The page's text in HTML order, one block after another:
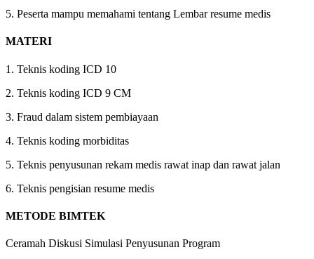
5. Peserta mampu memahami tentang Lembar resume medis
MATERI
1. Teknis koding ICD 10
2. Teknis koding ICD 9 CM
3. Fraud dalam sistem pembiayaan
4. Teknis koding morbiditas
5. Teknis penyusunan rekam medis rawat inap dan rawat jalan
6. Teknis pengisian resume medis
METODE BIMTEK
Ceramah Diskusi Simulasi Penyusunan Program